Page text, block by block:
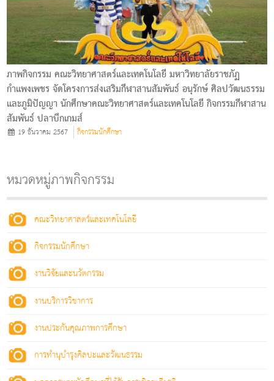
ภาพกิจกรรม คณะวิทยาศาสตร์และเทคโนโลยี มหาวิทยาลัยราชภัฏ
กำแพงเพชร จัดโครงการส่งเสริมกีฬาสานสัมพันธ์ อนุรักษ์ ศิลปวัฒนธรรม
และภูมิปัญญา นักศึกษาคณะวิทยาศาสตร์และเทคโนโลยี กิจกรรมกีฬาสาน
สัมพันธ์ ปลาบึกเกมส์
19 ธันวาคม 2567 กิจกรรมนักศึกษา
หมวดหมู่ภาพกิจกรรม
คณะวิทยาศาสตร์และเทคโนโลยี
กิจกรรมนักศึกษา
งานวิจัยและนวัตกรรม
งานบริการวิชาการ
งานประกันคุณภาพการศึกษา
การทำนุบำรุงศิลปะและวัฒนธรรม